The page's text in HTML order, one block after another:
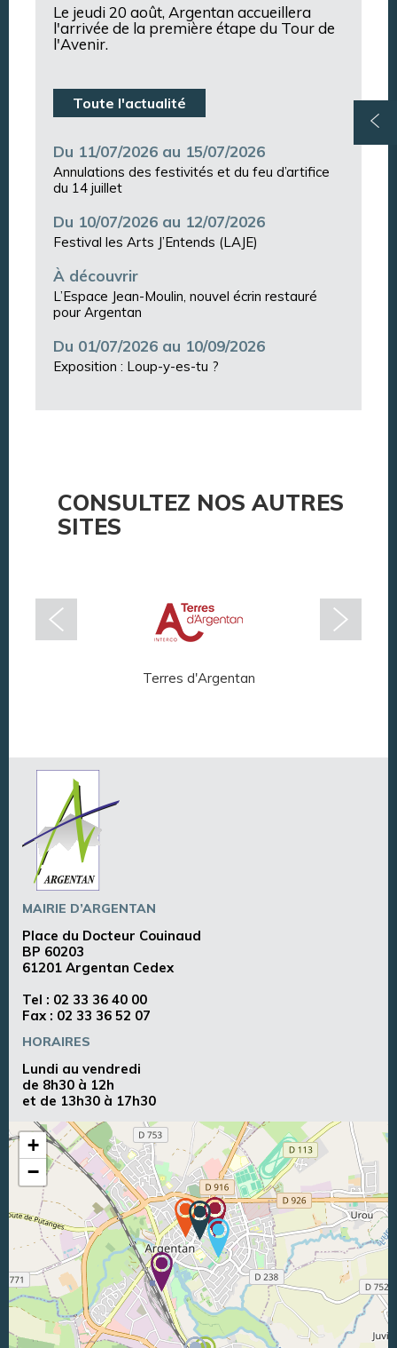
Le jeudi 20 août, Argentan accueillera
l'arrivée de la première étape du Tour de
l'Avenir.
Toute l'actualité
Du 11/07/2026 au 15/07/2026
Annulations des festivités et du feu d’artifice
du 14 juillet
Du 10/07/2026 au 12/07/2026
Festival les Arts J’Entends (LAJE)
À découvrir
L’Espace Jean-Moulin, nouvel écrin restauré
pour Argentan
Du 01/07/2026 au 10/09/2026
Exposition : Loup-y-es-tu ?
CONSULTEZ NOS AUTRES
SITES
Terres d'Argentan
MAIRIE D’ARGENTAN
Place du Docteur Couinaud
BP 60203
61201 Argentan Cedex
Tel : 02 33 36 40 00
Fax : 02 33 36 52 07
HORAIRES
Lundi au vendredi
de 8h30 à 12h
et de 13h30 à 17h30
+
−